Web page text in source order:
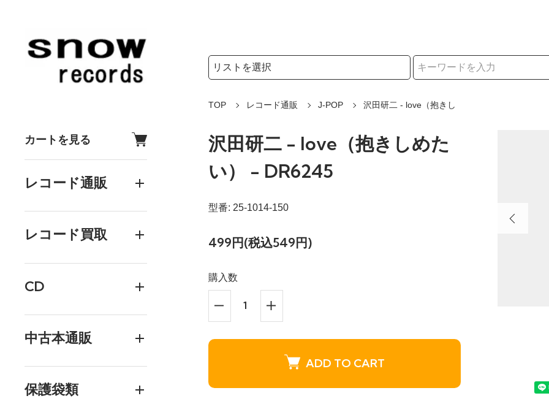
カートを見る
レコード通販
レコード買取
CD
中古本通販
保護袋類
検索リストの選択
TOP レコード通販 J-POP 沢田研二 - love（抱きし
沢田研二 - love（抱きしめた
い） - DR6245
型番: 25-1014-150
499円(税込549円)
購入数
ADD TO CART